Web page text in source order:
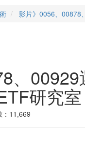
影片》0056、00878
、
研究室
：11,669